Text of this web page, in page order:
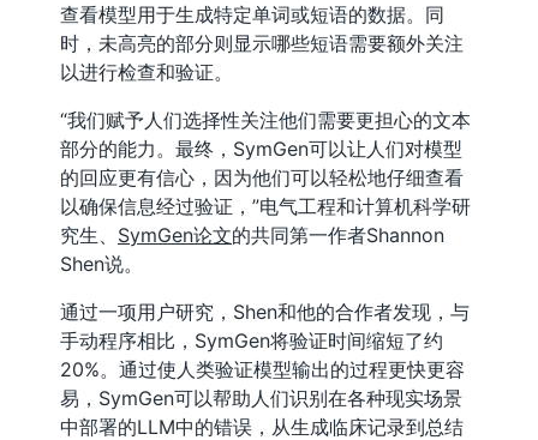
查看模型用于生成特定单词或短语的数据。同
时，未高亮的部分则显示哪些短语需要额外关注
以进行检查和验证。
“我们赋予人们选择性关注他们需要更担心的文本
部分的能力。最终，SymGen可以让人们对模型
的回应更有信心，因为他们可以轻松地仔细查看
以确保信息经过验证，”电气工程和计算机科学研
究生、 SymGen论文的共同第一作者Shannon
Shen说。
通过一项用户研究，Shen和他的合作者发现，与
手动程序相比，SymGen将验证时间缩短了约
20%。通过使人类验证模型输出的过程更快更容
易，SymGen可以帮助人们识别在各种现实场景
中部署的LLM中的错误，从生成临床记录到总结